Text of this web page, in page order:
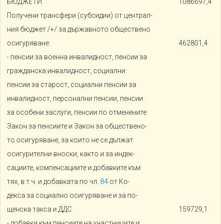
Получени трансфери (субсидии) от централ-
ния бюджет /+/ за държавното обществено
осигуряване:
462801,4
- пенсии за военна инвалидност, пенсии за
гражданска инвалидност, социални
пенсии за старост, социални пенсии за
инвалидност, персонални пенсии, пенсии
за особени заслуги, пенсии по отменените
Закон за пенсиите и Закон за обществено-
то осигуряване, за които не се дължат
осигурителни вноски, както и за индек-
сациите, компенсациите и добавките към
тях, в т.ч. и добавката по чл. 84 от Ко-
декса за социално осигуряване и за по-
щенска такса и ДДС
159729,1